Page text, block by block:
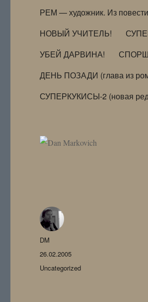
РЕМ — художник. Из
НОВЫЙ УЧИТЕЛЬ!
УБЕЙ ДАРВИНА!
ДЕНЬ ПОЗАДИ (глава из
СУПЕРКУКИСЫ-2 (новая
Автор
DM
Опубликовано
26.02.2005
Рубрики
Uncategorized